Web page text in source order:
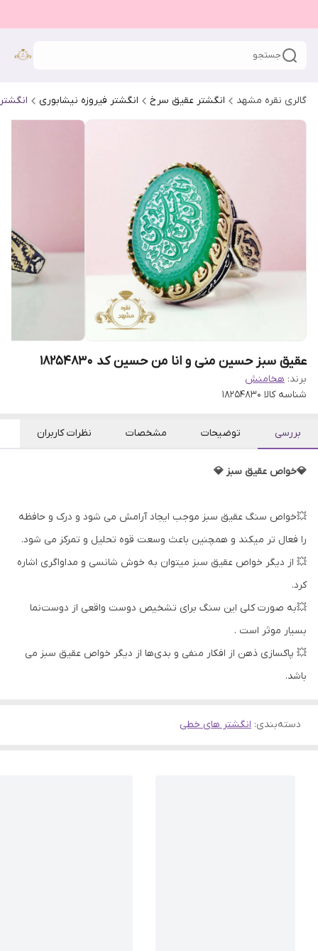
جستجو
گالری نقره مشهد انگشتر عقیق سرخ انگشتر فیروزه نیشابوری
عقیق سبز حسین منی و انا من حسین کد 18254830
برند: هخامنش
شناسه کالا 18254830
بررسی توضیحات مشخصات نظرات کاربران
💎خواص عقیق سبز 💎
💥خواص سنگ عقیق سبز موجب ایجاد آرامش می شود و درک و حافظه
را فعال تر میکند و همچنین باعث وسعت قوه تحلیل و تمرکز می شود.
💥 از دیگر خواص عقیق سبز میتوان به خوش شانسی و مداواگری اشاره
کرد.
💥به صورت کلی این سنگ برای تشخیص دوست واقعی از دوست‌نما
بسیار موثر است .
💥 پاکسازی ذهن از افکار منفی و بدی‌ها از دیگر خواص عقیق سبز می
باشد.​​​​​​
دسته‌بندی: انگشتر های خطی